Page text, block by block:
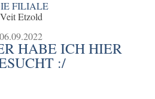
FILIALE
Veit Etzold
06.09.2022
HABE ICH HIER
:/